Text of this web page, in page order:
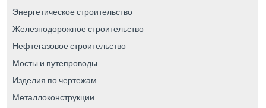
Энергетическое строительство
Железнодорожное строительство
Нефтегазовое строительство
Мосты и путепроводы
Изделия по чертежам
Металлоконструкции